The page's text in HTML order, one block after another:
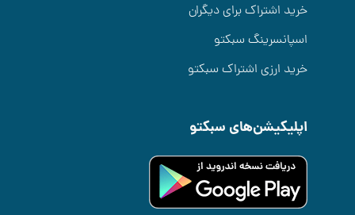
خرید اشتراک برای دیگران
اسپانسرینگ سبکتو
خرید ارزی اشتراک سبکتو
اپلیکیشن‌های سبکتو